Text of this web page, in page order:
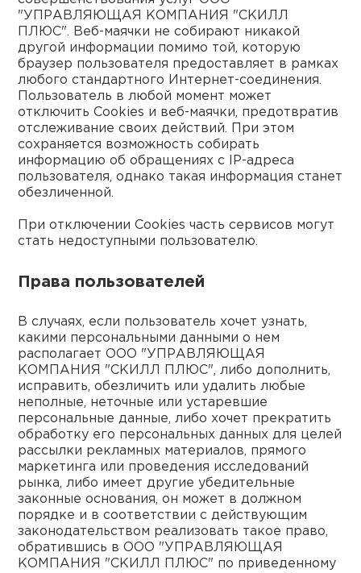
"УПРАВЛЯЮЩАЯ КОМПАНИЯ "СКИЛЛ
ПЛЮС". Веб-маячки не собирают никакой
другой информации помимо той, которую
браузер пользователя предоставляет в рамках
любого стандартного Интернет-соединения.
Пользователь в любой момент может
отключить Cookies и веб-маячки, предотвратив
отслеживание своих действий. При этом
сохраняется возможность собирать
информацию об обращениях с IP-адреса
пользователя, однако такая информация станет
обезличенной.
При отключении Cookies часть сервисов могут
стать недоступными пользователю.
Права пользователей
В случаях, если пользователь хочет узнать,
какими персональными данными о нем
располагает ООО "УПРАВЛЯЮЩАЯ
КОМПАНИЯ "СКИЛЛ ПЛЮС", либо дополнить,
исправить, обезличить или удалить любые
неполные, неточные или устаревшие
персональные данные, либо хочет прекратить
обработку его персональных данных для целей
рассылки рекламных материалов, прямого
маркетинга или проведения исследований
рынка, либо имеет другие убедительные
законные основания, он может в должном
порядке и в соответствии с действующим
законодательством реализовать такое право,
обратившись в ООО "УПРАВЛЯЮЩАЯ
КОМПАНИЯ "СКИЛЛ ПЛЮС" по приведенному